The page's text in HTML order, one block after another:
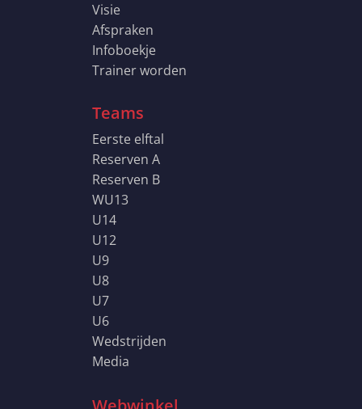
Visie
Afspraken
Infoboekje
Trainer worden
Teams
Eerste elftal
Reserven A
Reserven B
WU13
U14
U12
U9
U8
U7
U6
Wedstrijden
Media